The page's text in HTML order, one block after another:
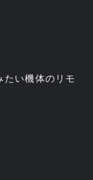
たい機体のリモ